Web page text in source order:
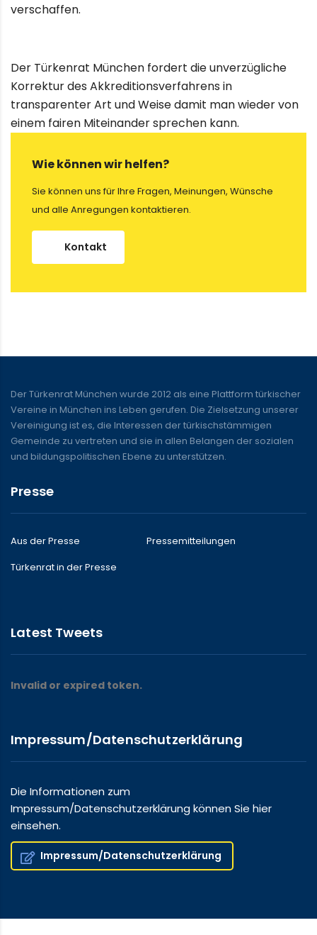
verschaffen.
Der Türkenrat München fordert die unverzügliche
Korrektur des Akkreditionsverfahrens in
transparenter Art und Weise damit man wieder von
einem fairen Miteinander sprechen kann.
Wie können wir helfen?
Sie können uns für Ihre Fragen, Meinungen, Wünsche
und alle Anregungen kontaktieren.
Kontakt
Der Türkenrat München wurde 2012 als eine Plattform türkischer
Vereine in München ins Leben gerufen. Die Zielsetzung unserer
Vereinigung ist es, die Interessen der türkischstämmigen
Gemeinde zu vertreten und sie in allen Belangen der sozialen
und bildungspolitischen Ebene zu unterstützen.
Presse
Aus der Presse
Pressemitteilungen
Türkenrat in der Presse
Latest Tweets
Invalid or expired token.
Impressum/Datenschutzerklärung
Die Informationen zum
Impressum/Datenschutzerklärung können Sie hier
einsehen.
Impressum/Datenschutzerklärung